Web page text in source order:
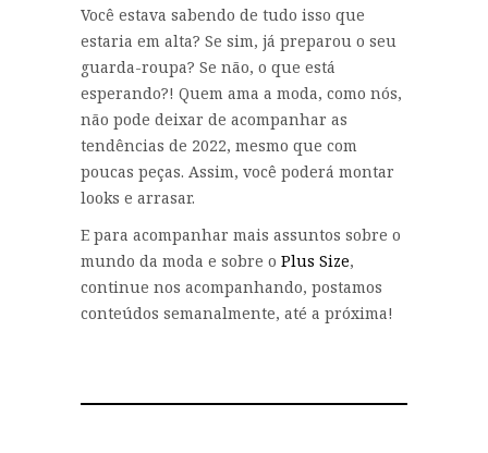
Você estava sabendo de tudo isso que
estaria em alta? Se sim, já preparou o seu
guarda-roupa? Se não, o que está
esperando?! Quem ama a moda, como nós,
não pode deixar de acompanhar as
tendências de 2022, mesmo que com
poucas peças. Assim, você poderá montar
looks e arrasar.
E para acompanhar mais assuntos sobre o
mundo da moda e sobre o Plus Size,
continue nos acompanhando, postamos
conteúdos semanalmente, até a próxima!